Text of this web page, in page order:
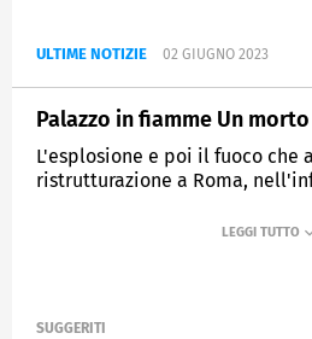
ULTIME NOTIZIE 02 GIUGNO 2023
Palazzo in fiamme Un
L'esplosione e poi il fuoco che
ristrutturazione a Roma,
SUGGERITI